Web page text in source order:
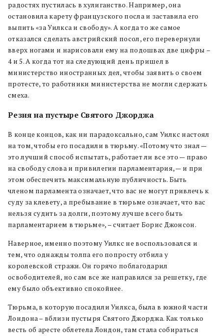
радостях пустилась в хулиганство. Например, она
остановила карету французского посла и заставила его
выпить «за Уилкса и свободу». А когда то же самое
отказался сделать австрийский посол, его перевернули
вверх ногами и нарисовали ему на подошвах две цифры –
4 и 5. А когда тот на следующий день пришел в
министерство иностранных дел, чтобы заявить о своем
протесте, то работники министерства не могли сдержать
смеха.
Резня на пустыре Святого Джорджа
В конце концов, как ни парадоксально, сам Уилкс настоял
на том, чтобы его посадили в тюрьму. «Потому что знал —
это лучший способ испытать, работает ли все это — право
на свободу слова и привилегии парламентария, — и при
этом обеспечить максимальную публичность. Быть
членом парламента означает, что вас не могут привлечь к
суду за клевету, а пребывание в тюрьме означает, что вас
нельзя судить за долги, поэтому лучше всего быть
парламентарием в тюрьме», – считает Борис Джонсон.
Наверное, именно поэтому Уилкс не воспользовался и
тем, что однажды толпа его попросту отбила у
королевской стражи. Он горячо поблагодарил
освободителей, но сам все же направился за решетку, где
ему было объективно спокойнее.
Тюрьма, в которую посадили Уилкса, была в южной части
Лондона – вблизи пустыря Святого Джорджа. Как только
весть об аресте облетела Лондон, там стала собираться